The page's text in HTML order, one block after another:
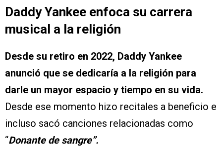
Daddy Yankee enfoca su carrera
musical a la religión
Desde su retiro en 2022, Daddy Yankee
anunció que se dedicaría a la religión para
darle un mayor espacio y tiempo en su vida.
Desde ese momento hizo recitales a beneficio e
incluso sacó canciones relacionadas como
“Donante de sangre”.